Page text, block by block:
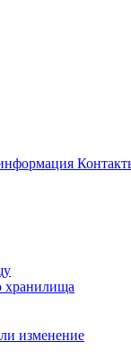
хранилища
изменение